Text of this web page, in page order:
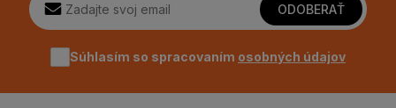
ODOBERAŤ
Súhlasím so spracovaním osobných údajov